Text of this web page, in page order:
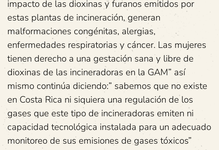
impacto de las dioxinas y furanos emitidos por
estas plantas de incineración, generan
malformaciones congénitas, alergias,
enfermedades respiratorias y cáncer. Las mujeres
tienen derecho a una gestación sana y libre de
dioxinas de las incineradoras en la GAM” así
mismo continúa diciendo:” sabemos que no existe
en Costa Rica ni siquiera una regulación de los
gases que este tipo de incineradoras emiten ni
capacidad tecnológica instalada para un adecuado
monitoreo de sus emisiones de gases tóxicos”